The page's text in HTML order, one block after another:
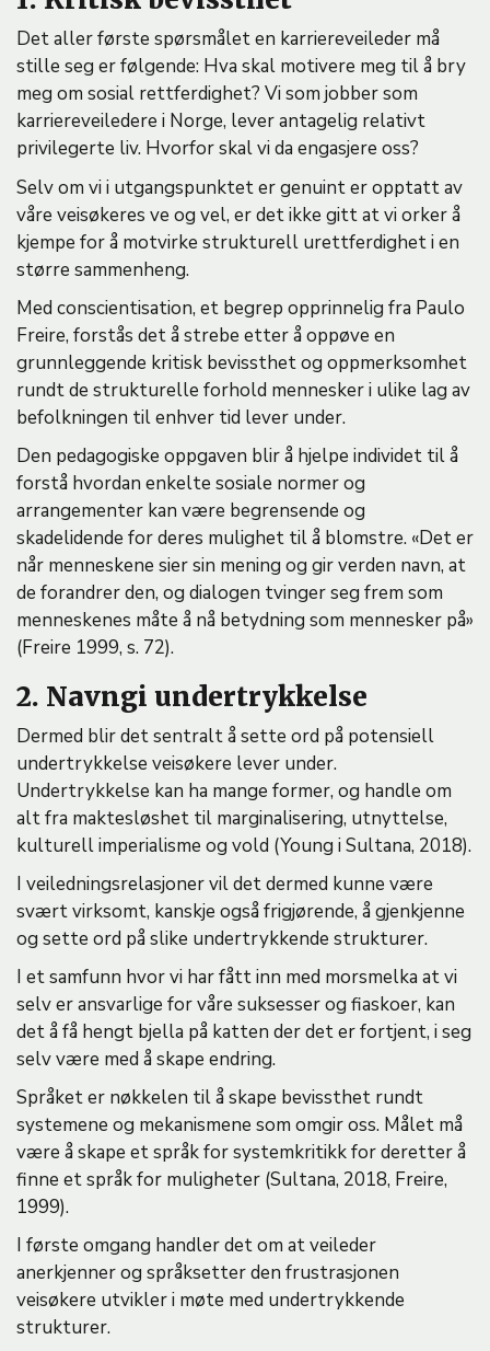
Det aller første spørsmålet en karriereveileder må
stille seg er følgende: Hva skal motivere meg til å bry
meg om sosial rettferdighet? Vi som jobber som
karriereveiledere i Norge, lever antagelig relativt
privilegerte liv. Hvorfor skal vi da engasjere oss?
Selv om vi i utgangspunktet er genuint er opptatt av
våre veisøkeres ve og vel, er det ikke gitt at vi orker å
kjempe for å motvirke strukturell urettferdighet i en
større sammenheng.
Med conscientisation, et begrep opprinnelig fra Paulo
Freire, forstås det å strebe etter å oppøve en
grunnleggende kritisk bevissthet og oppmerksomhet
rundt de strukturelle forhold mennesker i ulike lag av
befolkningen til enhver tid lever under.
Den pedagogiske oppgaven blir å hjelpe individet til å
forstå hvordan enkelte sosiale normer og
arrangementer kan være begrensende og
skadelidende for deres mulighet til å blomstre. «Det er
når menneskene sier sin mening og gir verden navn, at
de forandrer den, og dialogen tvinger seg frem som
menneskenes måte å nå betydning som mennesker på»
(Freire 1999, s. 72).
2. Navngi undertrykkelse
Dermed blir det sentralt å sette ord på potensiell
undertrykkelse veisøkere lever under.
Undertrykkelse kan ha mange former, og handle om
alt fra maktesløshet til marginalisering, utnyttelse,
kulturell imperialisme og vold (Young i Sultana, 2018).
I veiledningsrelasjoner vil det dermed kunne være
svært virksomt, kanskje også frigjørende, å gjenkjenne
og sette ord på slike undertrykkende strukturer.
I et samfunn hvor vi har fått inn med morsmelka at vi
selv er ansvarlige for våre suksesser og fiaskoer, kan
det å få hengt bjella på katten der det er fortjent, i seg
selv være med å skape endring.
Språket er nøkkelen til å skape bevissthet rundt
systemene og mekanismene som omgir oss. Målet må
være å skape et språk for systemkritikk for deretter å
finne et språk for muligheter (Sultana, 2018, Freire,
1999).
I første omgang handler det om at veileder
anerkjenner og språksetter den frustrasjonen
veisøkere utvikler i møte med undertrykkende
strukturer.